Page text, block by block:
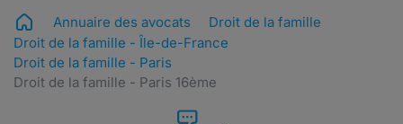
Annuaire des avocats
Droit de la famille
Droit de la famille - Île-de-France
Droit de la famille - Paris
Droit de la famille - Paris 16ème